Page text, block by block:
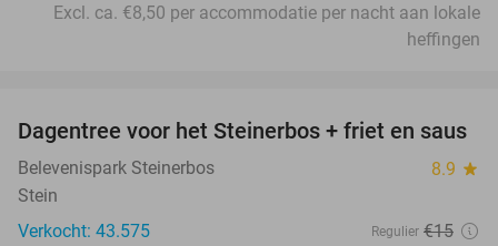
Excl. ca. €8,50 per accommodatie per nacht aan lokale
heffingen
37%
Dagentree voor het Steinerbos + friet en saus
Belevenispark Steinerbos 8.9 star
Stein
Verkocht: 43.575
Regulier €15